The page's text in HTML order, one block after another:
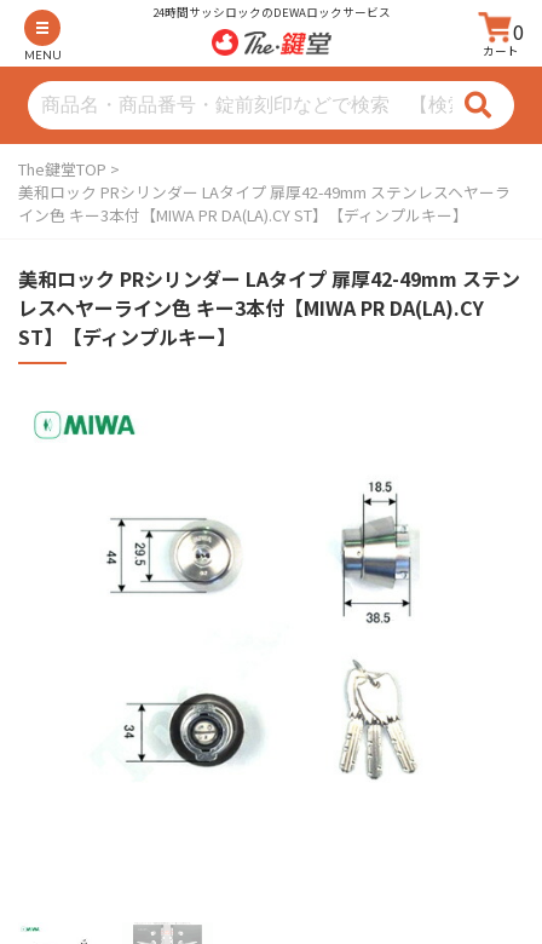
MENU
24時間サッシロックのDEWAロックサービス
0
カート
The鍵堂TOP
美和ロック PRシリンダー LAタイプ 扉厚42-49mm ステンレスヘヤーラ
イン色 キー3本付【MIWA PR DA(LA).CY ST】【ディンプルキー】
美和ロック PRシリンダー LAタイプ 扉厚42-49mm ステン
レスヘヤーライン色 キー3本付【MIWA PR DA(LA).CY
ST】【ディンプルキー】